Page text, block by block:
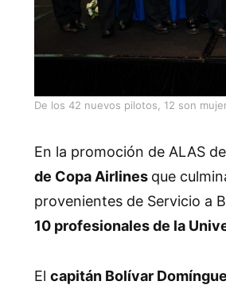
De los 42 nuevos pilotos, 12 son
En la promoción de ALAS
de Copa Airlines que
provenientes de Servicio a
10 profesionales de la
El capitán Bolívar